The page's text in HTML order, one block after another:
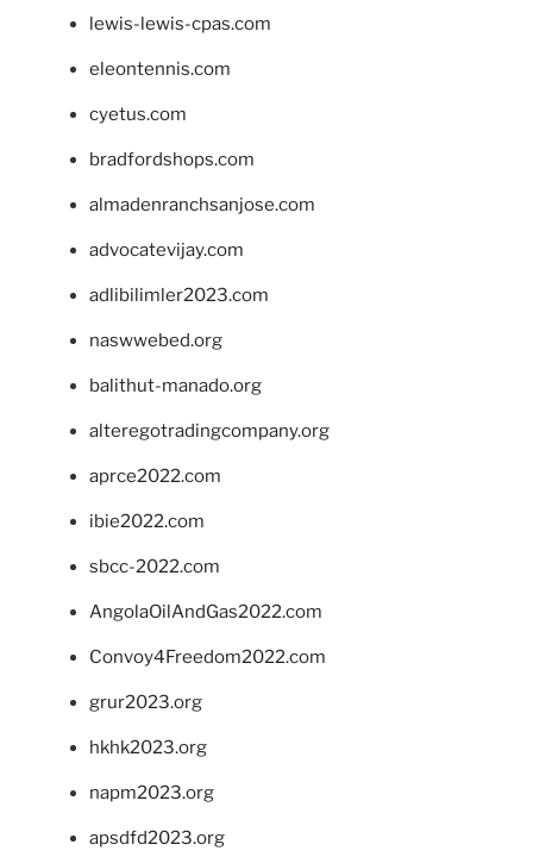
lewis-lewis-cpas.com
eleontennis.com
cyetus.com
bradfordshops.com
almadenranchsanjose.com
advocatevijay.com
adlibilimler2023.com
naswwebed.org
balithut-manado.org
alteregotradingcompany.org
aprce2022.com
ibie2022.com
sbcc-2022.com
AngolaOilAndGas2022.com
Convoy4Freedom2022.com
grur2023.org
hkhk2023.org
napm2023.org
apsdfd2023.org